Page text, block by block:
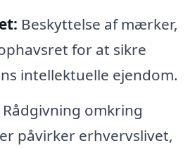
Beskyttelse af mærker,
for at sikre
intellektuelle ejendom.
Rådgivning omkring
påvirker erhvervslivet,